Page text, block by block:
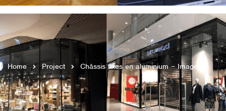
Home Project Châssis fixes en aluminium – Image 1